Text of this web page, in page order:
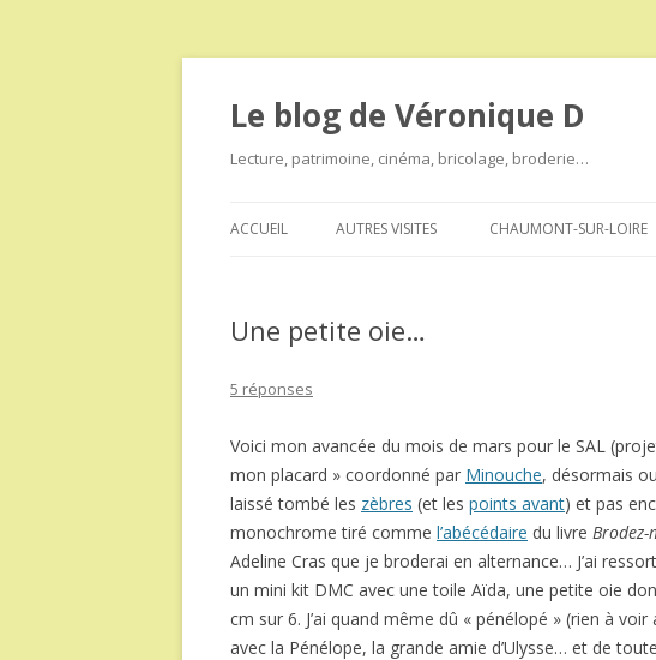
Le blog de Véronique D
Lecture, patrimoine, cinéma, bricolage, broderie…
ACCUEIL AUTRES VISITES CHAUMONT-SUR-LOIRE
Une petite oie…
5 réponses
Voici mon avancée du mois de mars pour le SAL
mon placard » coordonné par Minouche, désormais
laissé tombé les zèbres (et les points avant) et pas
monochrome tiré comme l’abécédaire du livre
Adeline Cras que je broderai en alternance… J’ai
un mini kit DMC avec une toile Aïda, une petite oie
cm sur 6. J’ai quand même dû « pénélopé » (rien à
avec la Pénélope, la grande amie d’Ulysse… et de